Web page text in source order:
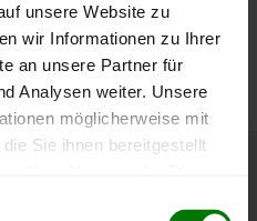
unsere Website zu
wir Informationen zu Ihrer
an unsere Partner für
Analysen weiter. Unsere
möglicherweise mit
Sie ihnen bereitgestellt
Holzpellets in Deutschland
unsererPelletspreise-Seite